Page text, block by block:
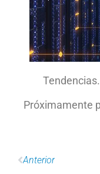
Próximamente
Anterior